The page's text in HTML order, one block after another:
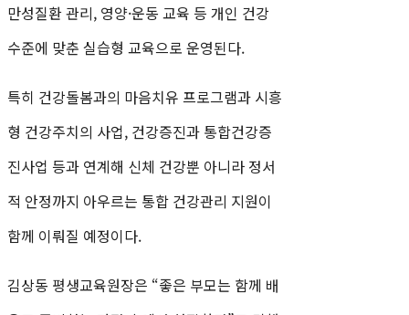
만성질환 관리, 영양·운동 교육 등 개인 건강
수준에 맞춘 실습형 교육으로 운영된다.
특히 건강돌봄과의 마음치유 프로그램과 시흥
형 건강주치의 사업, 건강증진과 통합건강증
진사업 등과 연계해 신체 건강뿐 아니라 정서
적 안정까지 아우르는 통합 건강관리 지원이
함께 이뤄질 예정이다.
김상동 평생교육원장은 “좋은 부모는 함께 배